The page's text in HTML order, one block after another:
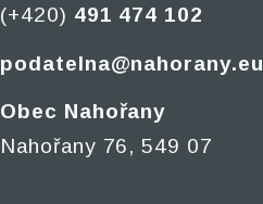
(+420) 491 474 102
podatelna@nahorany.eu
Obec Nahořany
Nahořany 76, 549 07